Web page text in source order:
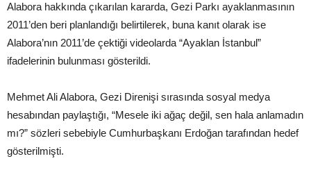
Alabora hakkında çıkarılan kararda, Gezi Parkı ayaklanmasının
2011’den beri planlandığı belirtilerek, buna kanıt olarak ise
Alabora’nın 2011’de çektiği videolarda “Ayaklan İstanbul”
ifadelerinin bulunması gösterildi.
Mehmet Ali Alabora, Gezi Direnişi sırasında sosyal medya
hesabından paylaştığı, “Mesele iki ağaç değil, sen hala anlamadın
mı?” sözleri sebebiyle Cumhurbaşkanı Erdoğan tarafından hedef
gösterilmişti.